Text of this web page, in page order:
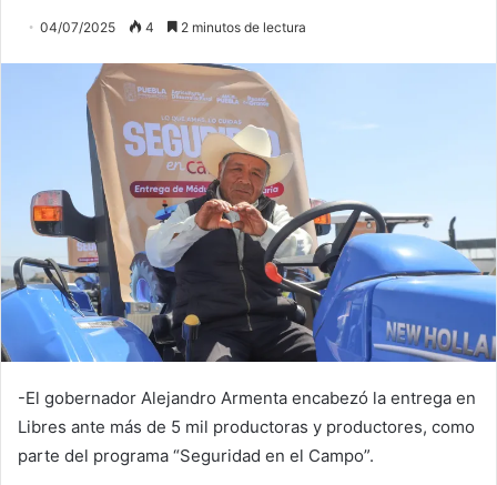
04/07/2025 4 2 minutos de lectura
-El gobernador Alejandro Armenta encabezó la entrega en
Libres ante más de 5 mil productoras y productores, como
parte del programa “Seguridad en el Campo”.